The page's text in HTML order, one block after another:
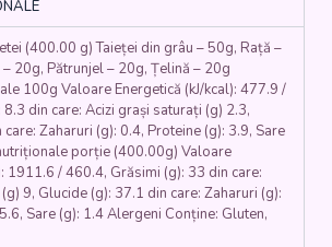
(400.00 g) Taieței din grâu – 50g, Rață –
20g, Pătrunjel – 20g, Țelină – 20g
100g Valoare Energetică (kJ/kcal): 477.9 /
din care: Acizi grași saturați (g) 2.3,
Zaharuri (g): 0.4, Proteine (g): 3.9, Sare
porție (400.00g) Valoare
1911.6 / 460.4, Grăsimi (g): 33 din care:
9, Glucide (g): 37.1 din care: Zaharuri (g):
Sare (g): 1.4 Alergeni Conține: Gluten,